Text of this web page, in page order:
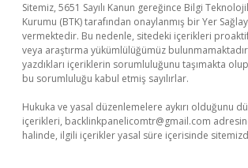
Sitemiz, 5651 Sayılı Kanun gereğince Bilgi
Kurumu (BTK) tarafından onaylanmış bir Yer
vermektedir. Bu nedenle, sitedeki içerikleri
veya araştırma yükümlülüğümüz
yazdıkları içeriklerin sorumluluğunu taşımakta
bu sorumluluğu kabul etmiş sayılırlar.
Hukuka ve yasal düzenlemelere aykırı olduğunu
içerikleri, backlinkpanelicomtr@gmail.com
halinde, ilgili içerikler yasal süre içerisinde